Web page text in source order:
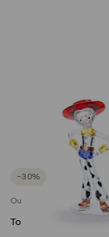
−30%
Outlet
Toy Story - Jessie